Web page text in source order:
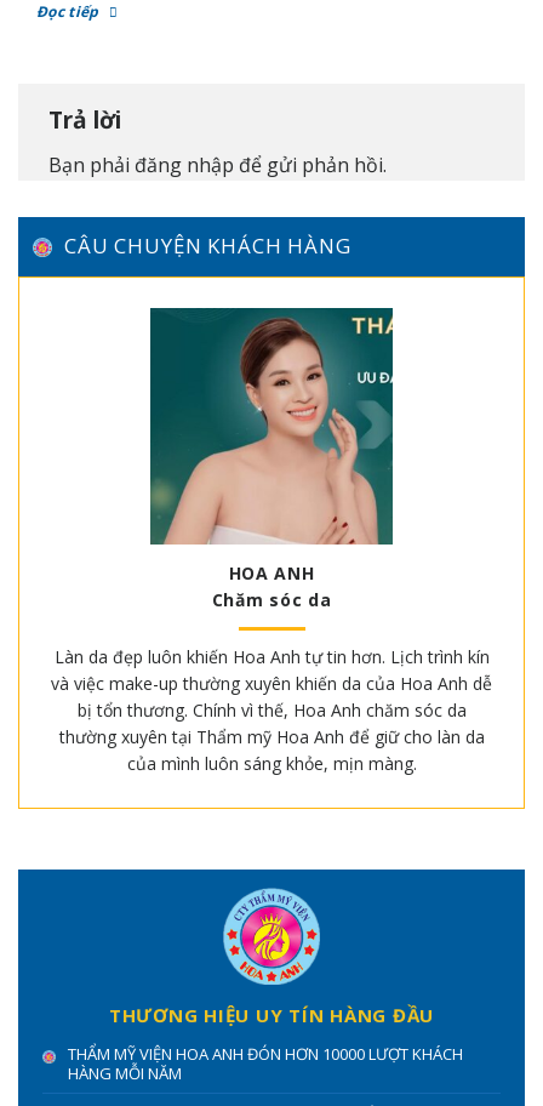
Đọc tiếp
Trả lời
Bạn phải đăng nhập để gửi phản hồi.
CÂU CHUYỆN KHÁCH HÀNG
HOA ANH
Chăm sóc da
Làn da đẹp luôn khiến Hoa Anh tự tin hơn. Lịch trình kín
và việc make-up thường xuyên khiến da của Hoa Anh dễ
bị tổn thương. Chính vì thế, Hoa Anh chăm sóc da
thường xuyên tại Thẩm mỹ Hoa Anh để giữ cho làn da
của mình luôn sáng khỏe, mịn màng.
THƯƠNG HIỆU UY TÍN HÀNG ĐẦU
THẨM MỸ VIỆN HOA ANH ĐÓN HƠN 10000 LƯỢT KHÁCH
HÀNG MỖI NĂM